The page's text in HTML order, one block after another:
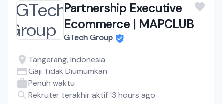
Partnership Executive
Ecommerce | MAPCLUB
GTech Group
Tangerang, Indonesia
Gaji Tidak Diumumkan
Penuh waktu
Rekruter terakhir aktif 13 hours ago